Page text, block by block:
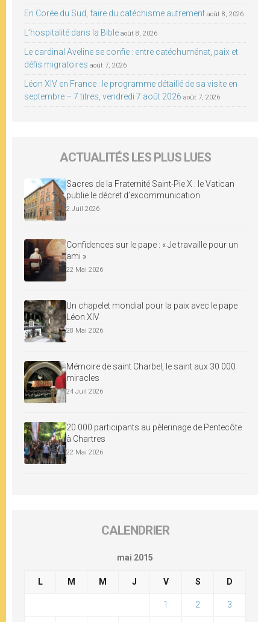
En Corée du Sud, faire du catéchisme autrement août 8, 2026
L’hospitalité dans la Bible août 8, 2026
Le cardinal Aveline se confie : entre catéchuménat, paix et
défis migratoires août 7, 2026
Léon XIV en France : le programme détaillé de sa visite en
septembre – 7 titres, vendredi 7 août 2026 août 7, 2026
ACTUALITÉS LES PLUS LUES
Sacres de la Fraternité Saint-Pie X : le Vatican
publie le décret d’excommunication
2 Juil 2026
Confidences sur le pape : « Je travaille pour un
ami »
22 Mai 2026
Un chapelet mondial pour la paix avec le pape
Léon XIV
28 Mai 2026
Mémoire de saint Charbel, le saint aux 30 000
miracles
24 Juil 2026
20 000 participants au pèlerinage de Pentecôte
à Chartres
22 Mai 2026
CALENDRIER
mai 2015
L M M J V S D
1 2 3